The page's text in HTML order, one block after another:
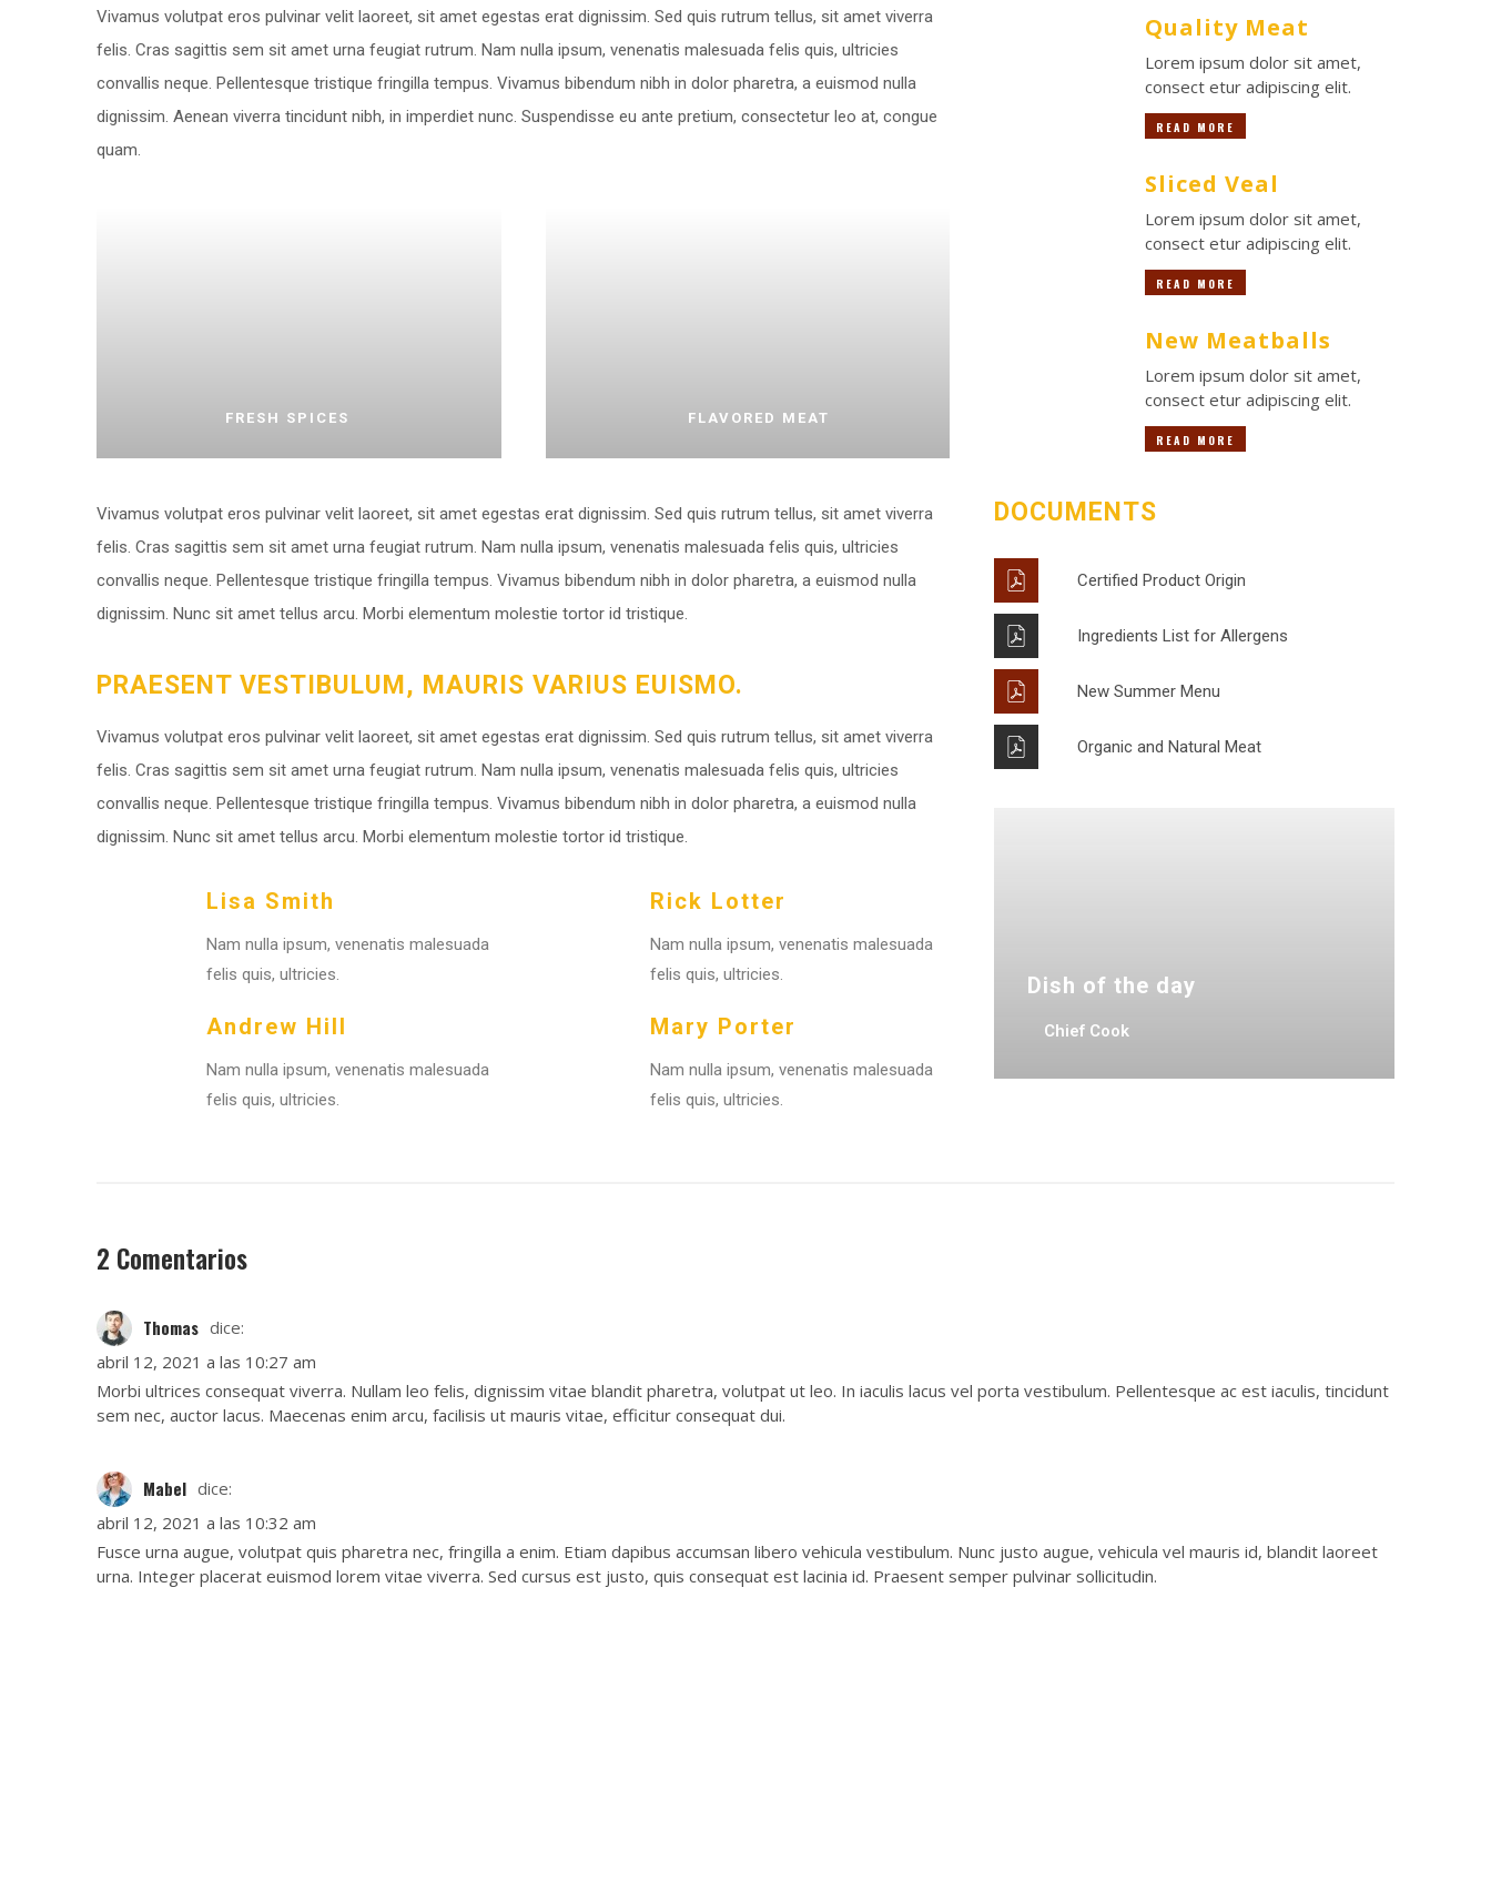
Vivamus volutpat eros pulvinar velit laoreet, sit amet egestas erat dignissim. Sed quis rutrum tellus, sit amet viverra
felis. Cras sagittis sem sit amet urna feugiat rutrum. Nam nulla ipsum, venenatis malesuada felis quis, ultricies
convallis neque. Pellentesque tristique fringilla tempus. Vivamus bibendum nibh in dolor pharetra, a euismod nulla
dignissim. Aenean viverra tincidunt nibh, in imperdiet nunc. Suspendisse eu ante pretium, consectetur leo at, congue
quam.
FRESH SPICES FLAVORED MEAT
Vivamus volutpat eros pulvinar velit laoreet, sit amet egestas erat dignissim. Sed quis rutrum tellus, sit amet viverra
felis. Cras sagittis sem sit amet urna feugiat rutrum. Nam nulla ipsum, venenatis malesuada felis quis, ultricies
convallis neque. Pellentesque tristique fringilla tempus. Vivamus bibendum nibh in dolor pharetra, a euismod nulla
dignissim. Nunc sit amet tellus arcu. Morbi elementum molestie tortor id tristique.
PRAESENT VESTIBULUM, MAURIS VARIUS EUISMO.
Vivamus volutpat eros pulvinar velit laoreet, sit amet egestas erat dignissim. Sed quis rutrum tellus, sit amet viverra
felis. Cras sagittis sem sit amet urna feugiat rutrum. Nam nulla ipsum, venenatis malesuada felis quis, ultricies
convallis neque. Pellentesque tristique fringilla tempus. Vivamus bibendum nibh in dolor pharetra, a euismod nulla
dignissim. Nunc sit amet tellus arcu. Morbi elementum molestie tortor id tristique.
Lisa Smith
Nam nulla ipsum, venenatis malesuada
felis quis, ultricies.
Andrew Hill
Nam nulla ipsum, venenatis malesuada
felis quis, ultricies.
Rick Lotter
Nam nulla ipsum, venenatis malesuada
felis quis, ultricies.
Mary Porter
Nam nulla ipsum, venenatis malesuada
felis quis, ultricies.
Quality Meat
Lorem ipsum dolor sit amet,
consect etur adipiscing elit.
READ MORE
Sliced Veal
Lorem ipsum dolor sit amet,
consect etur adipiscing elit.
READ MORE
New Meatballs
Lorem ipsum dolor sit amet,
consect etur adipiscing elit.
READ MORE
DOCUMENTS
Certified Product Origin
Ingredients List for Allergens
New Summer Menu
Organic and Natural Meat
Dish of the day
Chief Cook
2 Comentarios
Thomas dice:
abril 12, 2021 a las 10:27 am
Morbi ultrices consequat viverra. Nullam leo felis, dignissim vitae blandit pharetra, volutpat ut leo. In iaculis lacus vel porta vestibulum. Pellentesque ac est iaculis, tincidunt
sem nec, auctor lacus. Maecenas enim arcu, facilisis ut mauris vitae, efficitur consequat dui.
Mabel dice:
abril 12, 2021 a las 10:32 am
Fusce urna augue, volutpat quis pharetra nec, fringilla a enim. Etiam dapibus accumsan libero vehicula vestibulum. Nunc justo augue, vehicula vel mauris id, blandit laoreet
urna. Integer placerat euismod lorem vitae viverra. Sed cursus est justo, quis consequat est lacinia id. Praesent semper pulvinar sollicitudin.